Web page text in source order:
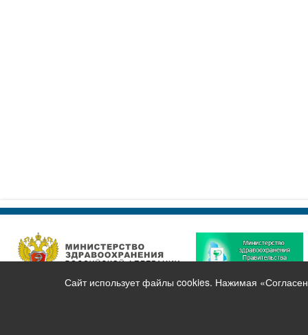
Сайт использует файлы cookies. Нажимая